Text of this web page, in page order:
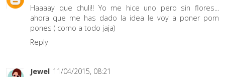
Haaaay que chuli!! Yo me hice uno pero sin flores...
ahora que me has dado la idea le voy a poner pom
pones ( como a todo jaja)
Reply
Jewel 11/04/2015, 08:21